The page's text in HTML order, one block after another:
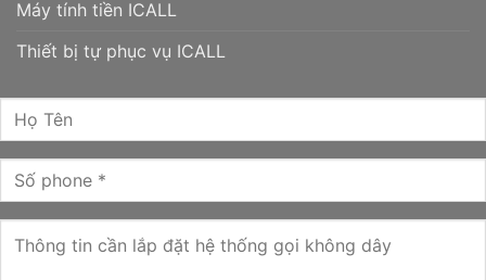
Máy tính tiền ICALL
Thiết bị tự phục vụ ICALL